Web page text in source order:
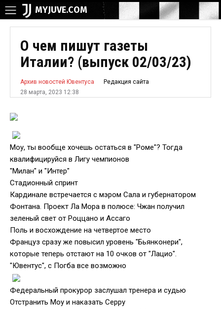
MYJUVE.COM
О чем пишут газеты
Италии? (выпуск 02/03/23)
Архив новостей Ювентуса
Редакция сайта
28 марта, 2023 12:38
Моу, ты вообще хочешь остаться в "Роме"? Тогда
квалифицируйся в Лигу чемпионов
"Милан" и "Интер"
Стадионный спринт
Кардинале встречается с мэром Сала и губернатором
Фонтана. Проект Ла Мора в полюсе: Чжан получил
зеленый свет от Роццано и Ассаго
Поль и восхождение на четвертое место
Француз сразу же повысил уровень "Бьянконери",
которые теперь отстают на 10 очков от "Лацио".
"Ювентус", с Погба все возможно
Федеральный прокурор заслушал тренера и судью
Отстранить Моу и наказать Серру